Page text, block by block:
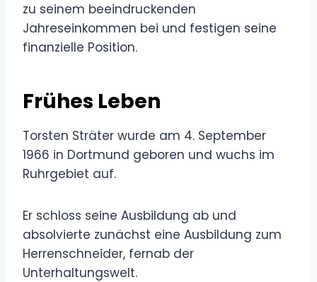
zu seinem beeindruckenden
Jahreseinkommen bei und festigen seine
finanzielle Position.
Frühes Leben
Torsten Sträter wurde am 4. September
1966 in Dortmund geboren und wuchs im
Ruhrgebiet auf.
Er schloss seine Ausbildung ab und
absolvierte zunächst eine Ausbildung zum
Herrenschneider, fernab der
Unterhaltungswelt.